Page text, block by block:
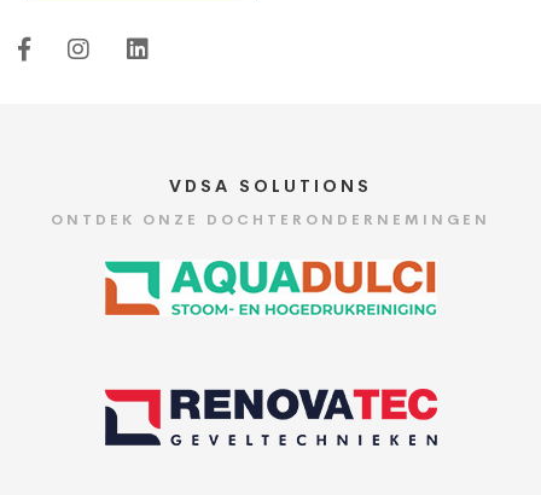
VDSA SOLUTIONS
ONTDEK ONZE DOCHTERONDERNEMINGEN